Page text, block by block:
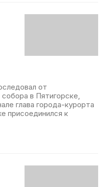
от
в Пятигорске,
глава города-курорта
присоединился к